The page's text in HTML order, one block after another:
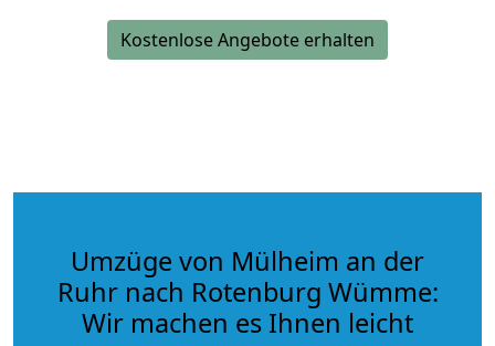
Kostenlose Angebote erhalten
Umzüge von Mülheim an der
Ruhr nach Rotenburg Wümme:
Wir machen es Ihnen leicht